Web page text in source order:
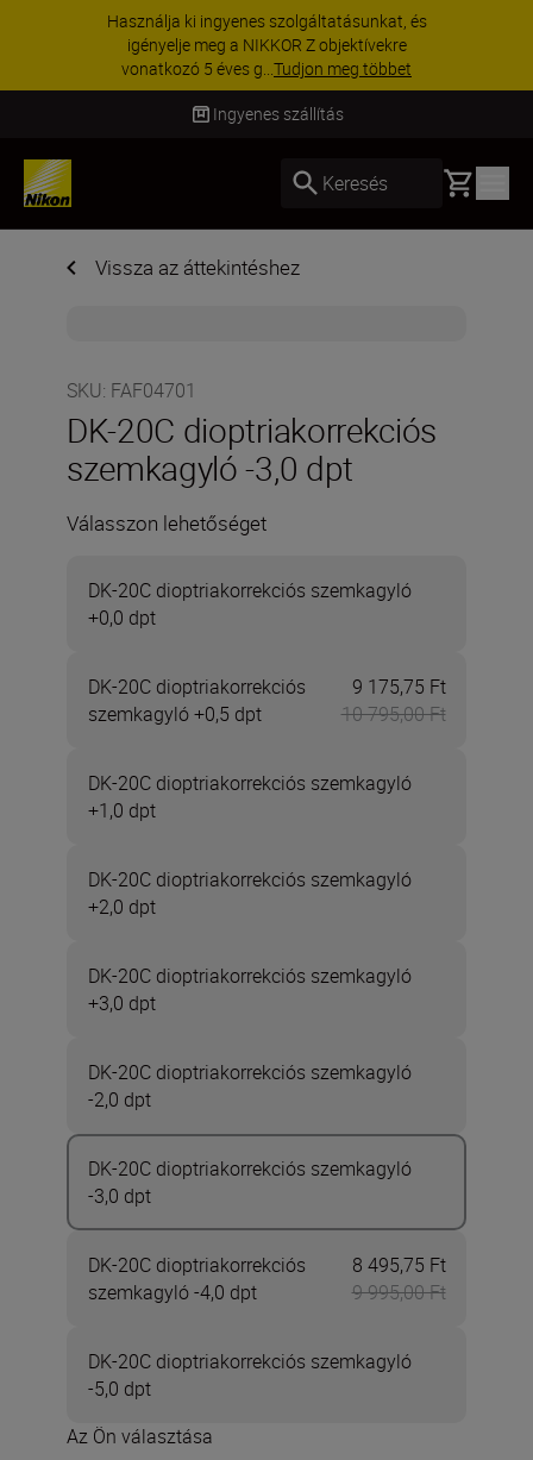
KIEGÉSZÍTŐKRE VONATKOZÓ AKCIÓ | 15%
kedvezmény kiválasztott kiegészítőkre –
egészítse ki még ma a fe...Vásároljon most
Ingyenes szállítás
Keresés Basket
Vissza az áttekintéshez
SKU: FAF04701
DK-20C dioptriakorrekciós
szemkagyló -3,0 dpt
Válasszon lehetőséget
DK-20C dioptriakorrekciós szemkagyló
+0,0 dpt
DK-20C dioptriakorrekciós
szemkagyló +0,5 dpt
Most 9
9 175,75 Ft
10 795,00 Ft
DK-20C dioptriakorrekciós szemkagyló
+1,0 dpt
DK-20C dioptriakorrekciós szemkagyló
+2,0 dpt
DK-20C dioptriakorrekciós szemkagyló
+3,0 dpt
DK-20C dioptriakorrekciós szemkagyló
-2,0 dpt
DK-20C dioptriakorrekciós szemkagyló
-3,0 dpt
DK-20C dioptriakorrekciós
szemkagyló -4,0 dpt
Most 8
8 495,75 Ft
9 995,00 Ft
DK-20C dioptriakorrekciós szemkagyló
-5,0 dpt
Az Ön választása